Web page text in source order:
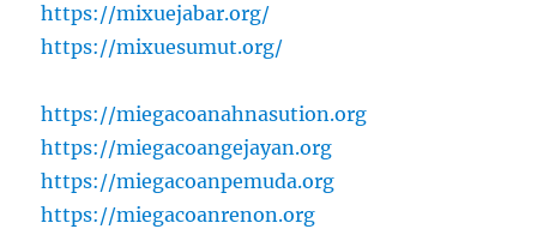
https://mixuejabar.org/
https://mixuesumut.org/
https://miegacoanahnasution.org
https://miegacoangejayan.org
https://miegacoanpemuda.org
https://miegacoanrenon.org